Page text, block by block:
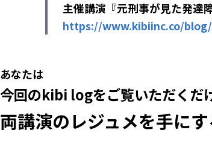
主催講演『元刑事が見た発達障
https://www.kibiinc.co/blog/
あなたは
今回のkibi logをご覧いただくだ
両講演のレジュメを手にす